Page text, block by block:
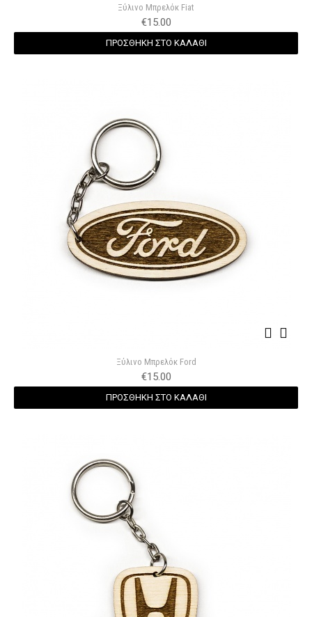
Ξύλινο Μπρελόκ Fiat
€15.00
ΠΡΟΣΘΗΚΗ ΣΤΟ ΚΑΛΑΘΙ
Ξύλινο Μπρελόκ Ford
€15.00
ΠΡΟΣΘΗΚΗ ΣΤΟ ΚΑΛΑΘΙ